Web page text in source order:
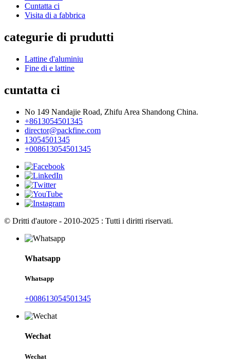
Cuntatta ci
Visita di a fabbrica
categurie di prudutti
Lattine d'aluminiu
Fine di e lattine
cuntatta ci
No 149 Nandajie Road, Zhifu Area Shandong China.
+8613054501345
director@packfine.com
13054501345
+008613054501345
© Dritti d'autore - 2010-2025 : Tutti i diritti riservati.
Whatsapp
Whatsapp
+008613054501345
Wechat
Wechat